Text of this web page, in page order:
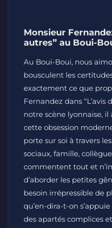
Monsieur
autres” au Boui-
Au Boui-Boui, nous
bousculent les
exactement ce que
Fernandez dans “L’avis
notre scène lyonnaise,
cette obsession
porte sur soi à travers
sociaux, famille,
commentent tout et
d’aborder les petites
besoin irrépressible de
qu’en-dira-t-on
des apartés complices